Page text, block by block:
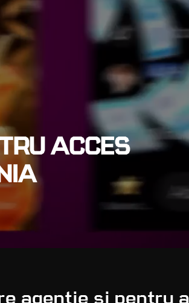
ACCES
agenție și pentru